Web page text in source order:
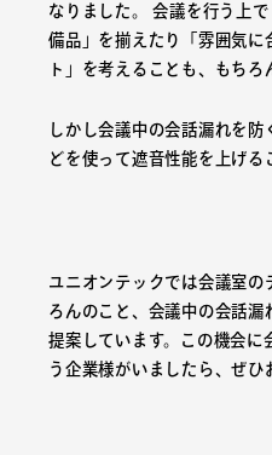
なりました。 会議を行う上
備品」を揃えたり「雰囲気に
ト」を考えることも、もちろ
しかし会議中の会話漏れを
どを使って遮音性能を上げる
ユニオンテックでは会議室
ろんのこと、会議中の会話
提案しています。この機会に
う企業様がいましたら、ぜひ